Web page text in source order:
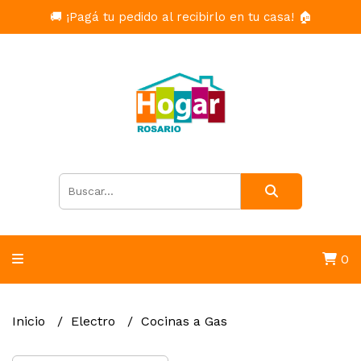
🚚 ¡Pagá tu pedido al recibirlo en tu casa! 🏠
0
Inicio Electro Cocinas a Gas